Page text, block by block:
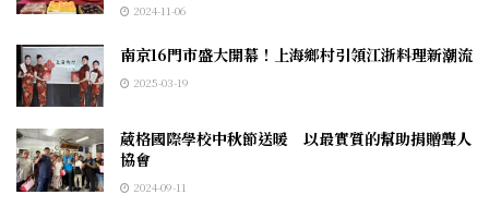
2024-11-06
南京16門市盛大開幕！上海鄉村引領江浙料理新潮流
2025-03-19
葳格國際學校中秋節送暖 以最實質的幫助捐贈聾人
協會
2024-09-11